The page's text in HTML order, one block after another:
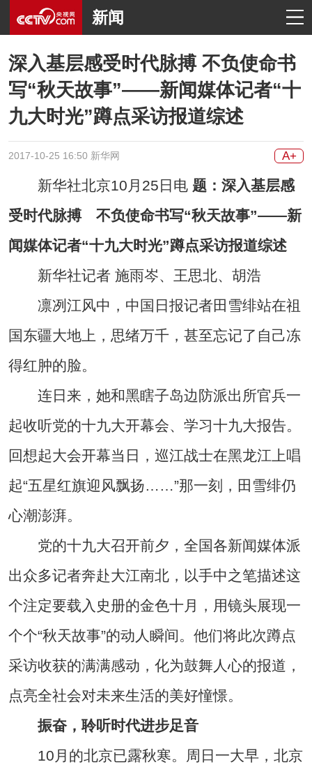
新闻
深入基层感受时代脉搏 不负使命书
写“秋天故事”——新闻媒体记者“十
九大时光”蹲点采访报道综述
2017-10-25 16:50 新华网 A+
新华社北京10月25日电 题：深入基层感
受时代脉搏 不负使命书写“秋天故事”——新
闻媒体记者“十九大时光”蹲点采访报道综述
新华社记者 施雨岑、王思北、胡浩
凛冽江风中，中国日报记者田雪绯站在祖
国东疆大地上，思绪万千，甚至忘记了自己冻
得红肿的脸。
连日来，她和黑瞎子岛边防派出所官兵一
起收听党的十九大开幕会、学习十九大报告。
回想起大会开幕当日，巡江战士在黑龙江上唱
起“五星红旗迎风飘扬……”那一刻，田雪绯仍
心潮澎湃。
党的十九大召开前夕，全国各新闻媒体派
出众多记者奔赴大江南北，以手中之笔描述这
个注定要载入史册的金色十月，用镜头展现一
个个“秋天故事”的动人瞬间。他们将此次蹲点
采访收获的满满感动，化为鼓舞人心的报道，
点亮全社会对未来生活的美好憧憬。
振奋，聆听时代进步足音
10月的北京已露秋寒。周日一大早，北京